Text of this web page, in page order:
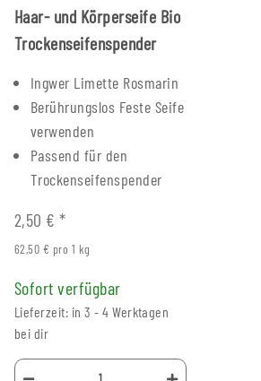
Haar- und Körperseife Bio
Trockenseifenspender
Ingwer Limette Rosmarin
Berührungslos Feste Seife
verwenden
Passend für den
Trockenseifenspender
2,50 €*
62,50 € pro 1 kg
Sofort verfügbar
Lieferzeit: in 3 - 4 Werktagen
bei dir